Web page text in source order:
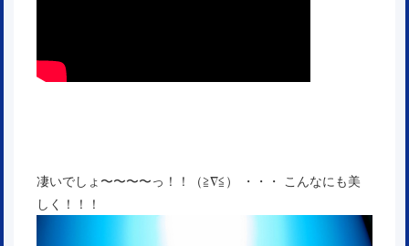
凄いでしょ〜〜〜〜っ！！（≧∇≦） ・・・ こんなにも美
しく！！！